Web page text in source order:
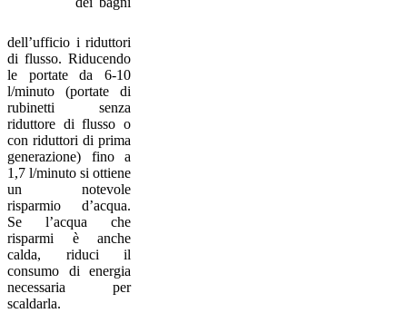
dell’ufficio i riduttori
di flusso. Riducendo
le portate da 6-10
l/minuto (portate di
rubinetti senza
riduttore di flusso o
con riduttori di prima
generazione) fino a
1,7 l/minuto si ottiene
un notevole
risparmio d’acqua.
Se l’acqua che
risparmi è anche
calda, riduci il
consumo di energia
necessaria per
scaldarla.​​